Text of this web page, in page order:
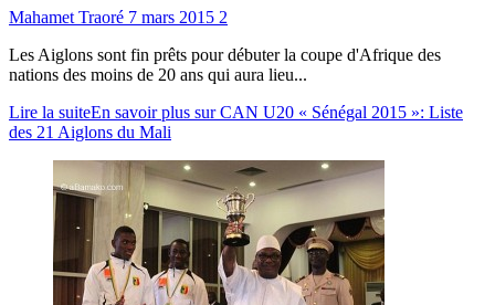
Mahamet Traoré 7 mars 2015 2
Les Aiglons sont fin prêts pour débuter la coupe d'Afrique des
nations des moins de 20 ans qui aura lieu...
Lire la suiteEn savoir plus sur CAN U20 « Sénégal 2015 »: Liste
des 21 Aiglons du Mali